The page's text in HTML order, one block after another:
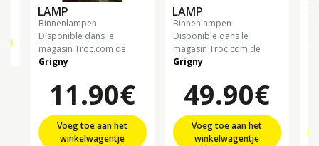
LAMP
binnenlampen
Disponible dans le
magasin Troc.com de
Grigny
11.90€
Voeg toe aan het
winkelwagentje
LAMP
binnenlampen
Disponible dans le
magasin Troc.com de
Grigny
49.90€
Voeg toe aan het
winkelwagentje